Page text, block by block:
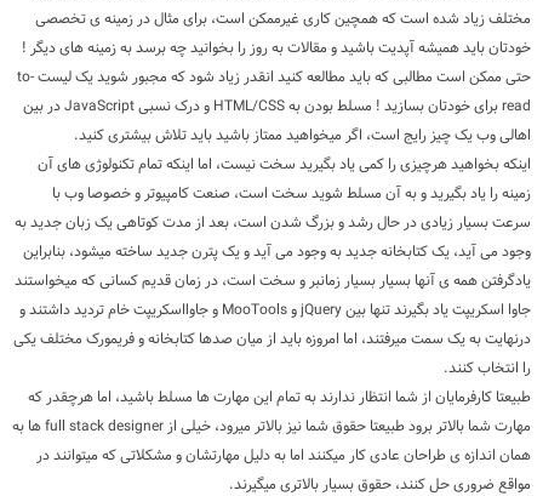
مختلف زیاد شده است که همچین کاری غیرممکن است، برای مثال در زمینه ی تخصصی
خودتان باید همیشه آپدیت باشید و مقالات به روز را بخوانید چه برسد به زمینه های دیگر !
حتی ممکن است مطالبی که باید مطالعه کنید انقدر زیاد شود که مجبور شوید یک لیست to-
read برای خودتان بسازید ! مسلط بودن به HTML/CSS و درک نسبی JavaScript در بین
اهالی وب یک چیز رایج است، اگر میخواهید ممتاز باشید باید تلاش بیشتری کنید.
اینکه بخواهید هرچیزی را کمی یاد بگیرید سخت نیست، اما اینکه تمام تکنولوژی های آن
زمینه را یاد بگیرید و به آن مسلط شوید سخت است، صنعت کامپیوتر و خصوصا وب با
سرعت بسیار زیادی در حال رشد و بزرگ شدن است، بعد از مدت کوتاهی یک زبان جدید به
وجود می آید، یک کتابخانه جدید به وجود می آید و یک پترن جدید ساخته میشود، بنابراین
یادگرفتن همه ی آنها بسیار بسیار زمانبر و سخت است، در زمان قدیم کسانی که میخواستند
جاوا اسکریپت یاد بگیرند تنها بین jQuery و MooTools و جاوااسکریپت خام تردید داشتند و
درنهایت به یک سمت میرفتند، اما امروزه باید از میان صدها کتابخانه و فریمورک مختلف یکی
را انتخاب کنند.
طبیعتا کارفرمایان از شما انتظار ندارند به تمام این مهارت ها مسلط باشید، اما هرچقدر که
مهارت شما بالاتر برود طبیعتا حقوق شما نیز بالاتر میرود، خیلی از full stack designer ها به
همان اندازه ی طراحان عادی کار میکنند اما به دلیل مهارتشان و مشکلاتی که میتوانند در
مواقع ضروری حل کنند، حقوق بسیار بالاتری میگیرند.